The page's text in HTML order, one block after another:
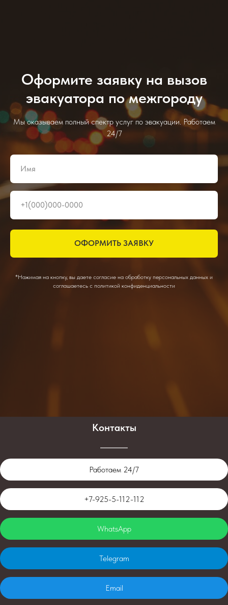
Оформите заявку на вызов
эвакуатора по межгороду
Мы оказываем полный спектр услуг по эвакуации. Работаем
24/7
ОФОРМИТЬ ЗАЯВКУ
*Нажимая на кнопку, вы даете согласие на обработку персональных данных и
соглашаетесь c политикой конфиденциальности
Контакты
Работаем 24/7
+7-925-5-112-112
WhatsApp
Telegram
Email